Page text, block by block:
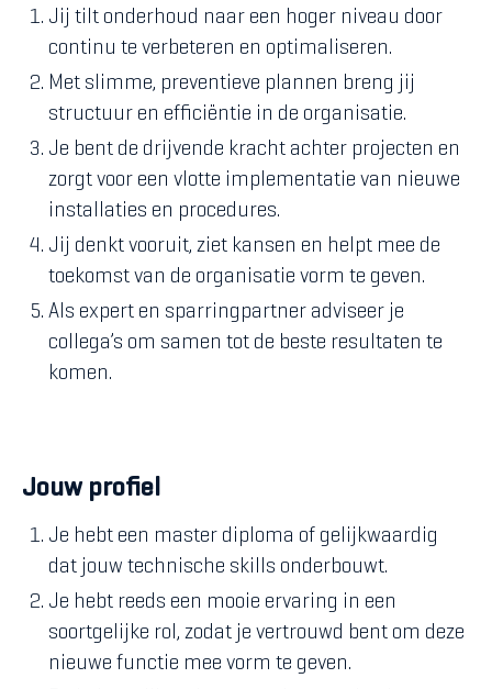
Jij tilt onderhoud naar een hoger niveau door
continu te verbeteren en optimaliseren.
Met slimme, preventieve plannen breng jij
structuur en efficiëntie in de organisatie.
Je bent de drijvende kracht achter projecten en
zorgt voor een vlotte implementatie van nieuwe
installaties en procedures.
Jij denkt vooruit, ziet kansen en helpt mee de
toekomst van de organisatie vorm te geven.
Als expert en sparringpartner adviseer je
collega’s om samen tot de beste resultaten te
komen.
Jouw profiel
Je hebt een master diploma of gelijkwaardig
dat jouw technische skills onderbouwt.
Je hebt reeds een mooie ervaring in een
soortgelijke rol, zodat je vertrouwd bent om deze
nieuwe functie mee vorm te geven.